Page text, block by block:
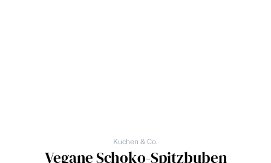
Kuchen & Co.
Vegane Schoko-Spitzbuben